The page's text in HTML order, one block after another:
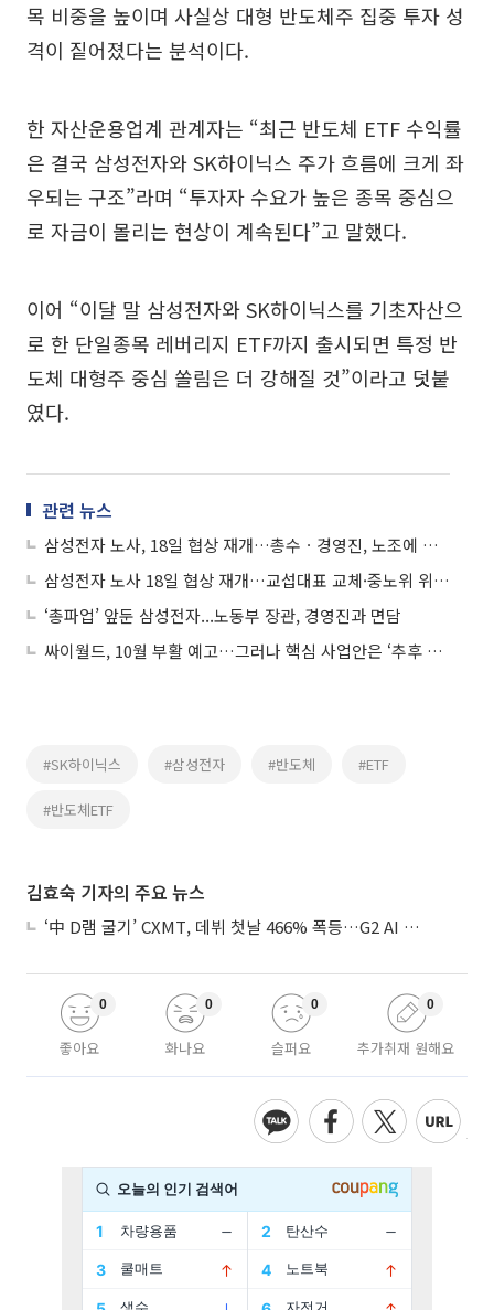
목 비중을 높이며 사실상 대형 반도체주 집중 투자 성
격이 짙어졌다는 분석이다.
한 자산운용업계 관계자는 “최근 반도체 ETF 수익률
은 결국 삼성전자와 SK하이닉스 주가 흐름에 크게 좌
우되는 구조”라며 “투자자 수요가 높은 종목 중심으
로 자금이 몰리는 현상이 계속된다”고 말했다.
이어 “이달 말 삼성전자와 SK하이닉스를 기초자산으
로 한 단일종목 레버리지 ETF까지 출시되면 특정 반
도체 대형주 중심 쏠림은 더 강해질 것”이라고 덧붙
였다.
관련 뉴스
삼성전자 노사, 18일 협상 재개…총수ㆍ경영진, 노조에 잇단 대화 손짓
삼성전자 노사 18일 협상 재개…교섭대표 교체·중노위 위원장 직접 참관
‘총파업’ 앞둔 삼성전자...노동부 장관, 경영진과 면담
싸이월드, 10월 부활 예고…그러나 핵심 사업안은 ‘추후 공개’
#SK하이닉스 #삼성전자 #반도체 #ETF
#반도체ETF
김효숙 기자의 주요 뉴스
‘中 D램 굴기’ CXMT, 데뷔 첫날 466% 폭등…G2 AI 패권 ‘쩐의 전쟁’
좋아요
0
화나요
0
슬퍼요
0
추가취재 원해요
0